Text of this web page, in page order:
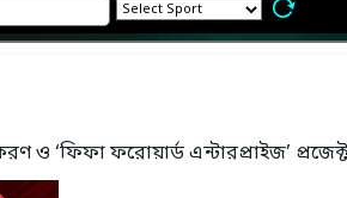
ও ‘ফিফা ফরোয়ার্ড এন্টারপ্রাইজ’